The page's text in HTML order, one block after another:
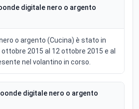
digitale nero o argento
o argento (Cucina) è stato in
2015 al 12 ottobre 2015 e al
nel volantino in corso.
digitale nero o argento